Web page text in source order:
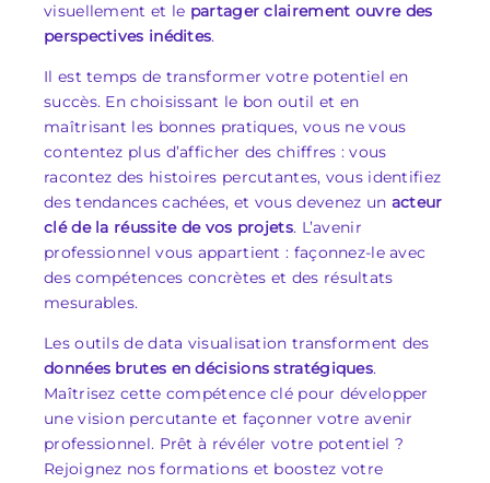
visuellement et le partager clairement ouvre des
perspectives inédites.
Il est temps de transformer votre potentiel en
succès. En choisissant le bon outil et en
maîtrisant les bonnes pratiques, vous ne vous
contentez plus d’afficher des chiffres : vous
racontez des histoires percutantes, vous identifiez
des tendances cachées, et vous devenez un acteur
clé de la réussite de vos projets. L’avenir
professionnel vous appartient : façonnez-le avec
des compétences concrètes et des résultats
mesurables.
Les outils de data visualisation transforment des
données brutes en décisions stratégiques.
Maîtrisez cette compétence clé pour développer
une vision percutante et façonner votre avenir
professionnel. Prêt à révéler votre potentiel ?
Rejoignez nos formations et boostez votre